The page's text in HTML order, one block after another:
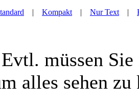
| Kompakt| Nur Text|
müssen Sie
alles sehen zu